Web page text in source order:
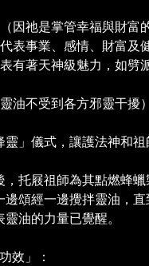
因祂是掌管幸福與財富
表事業、感情、財富及
有著天神級魅力，如劈
油不受到各方邪靈干擾）
靈」儀式，讓護法神和
，托屐祖師為其點燃蜂
邊頌經一邊攪拌靈油，
油的力量已覺醒。
效」：